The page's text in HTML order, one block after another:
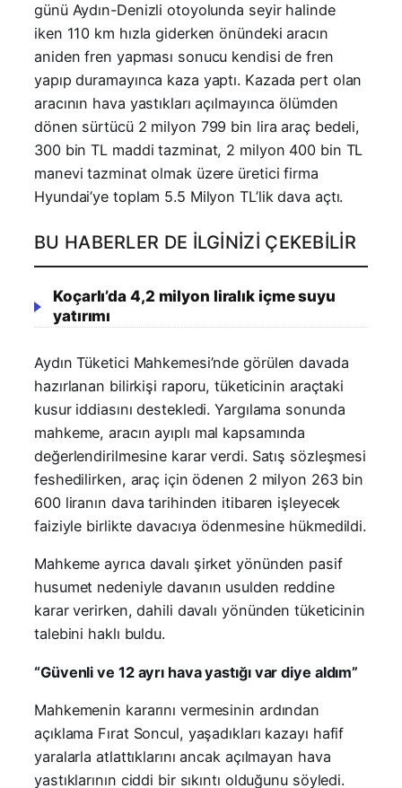
günü Aydın-Denizli otoyolunda seyir halinde
iken 110 km hızla giderken önündeki aracın
aniden fren yapması sonucu kendisi de fren
yapıp duramayınca kaza yaptı. Kazada pert olan
aracının hava yastıkları açılmayınca ölümden
dönen sürtücü 2 milyon 799 bin lira araç bedeli,
300 bin TL maddi tazminat, 2 milyon 400 bin TL
manevi tazminat olmak üzere üretici firma
Hyundai’ye toplam 5.5 Milyon TL’lik dava açtı.
BU HABERLER DE İLGINIZI ÇEKEBILIR
Koçarlı’da 4,2 milyon liralık içme suyu
yatırımı
Aydın Tüketici Mahkemesi’nde görülen davada
hazırlanan bilirkişi raporu, tüketicinin araçtaki
kusur iddiasını destekledi. Yargılama sonunda
mahkeme, aracın ayıplı mal kapsamında
değerlendirilmesine karar verdi. Satış sözleşmesi
feshedilirken, araç için ödenen 2 milyon 263 bin
600 liranın dava tarihinden itibaren işleyecek
faiziyle birlikte davacıya ödenmesine hükmedildi.
Mahkeme ayrıca davalı şirket yönünden pasif
husumet nedeniyle davanın usulden reddine
karar verirken, dahili davalı yönünden tüketicinin
talebini haklı buldu.
“Güvenli ve 12 ayrı hava yastığı var diye aldım”
Mahkemenin kararını vermesinin ardından
açıklama Fırat Soncul, yaşadıkları kazayı hafif
yaralarla atlattıklarını ancak açılmayan hava
yastıklarının ciddi bir sıkıntı olduğunu söyledi.